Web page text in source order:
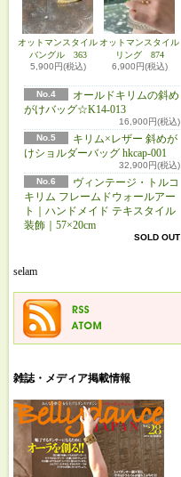
オットマンスタイル
バングル 363
5,900円(税込)
オットマンスタイル
リング 874
6,900円(税込)
No.4
オールドキリムの斜め
がけバッグ☆K14-013
16,900円(税込)
No.5
キリム×レザー 斜めが
けショルダーバッグ hkcap-001
32,900円(税込)
No.6
ヴィンテージ・トルコ
キリム フレームドウォールアー
ト｜ハンドメイド テキスタイル
装飾｜57×20cm
SOLD OUT
selam
雑誌・メディア掲載情報